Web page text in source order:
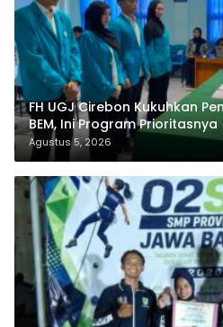
FH UGJ Cirebon Kukuhkan
BEM, Ini Program Prioritasnya
Agustus 5, 2026